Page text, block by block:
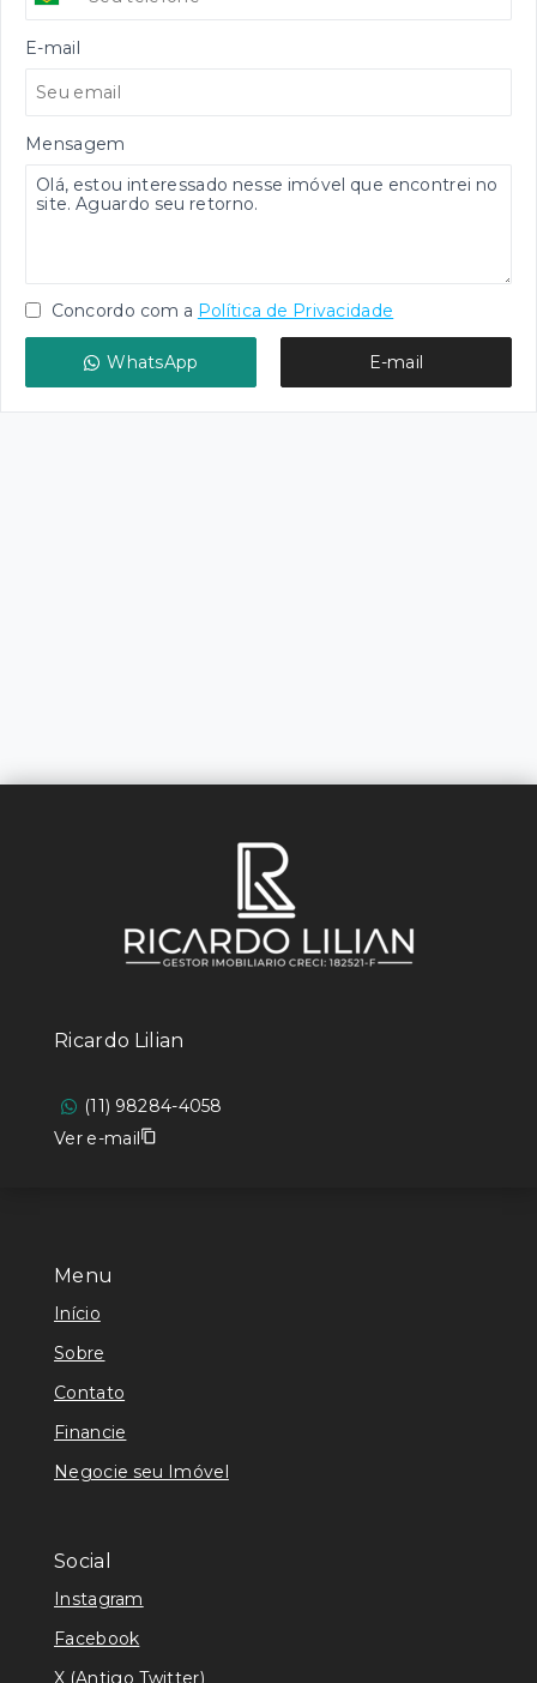
E-mail
Mensagem
Concordo com a Política de Privacidade
WhatsApp E-mail
Menu
Início
Sobre
Contato
Financie
Negocie seu Imóvel
Social
Instagram
Facebook
X (Antigo Twitter)
Ricardo Lilian
(11) 98284-4058
Ver e-mail